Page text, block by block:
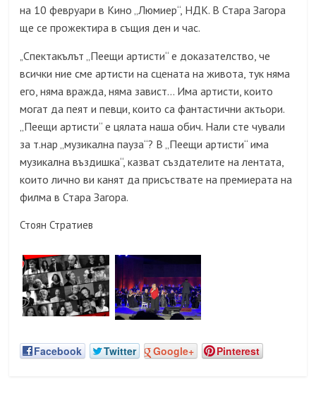
на 10 февруари в Кино „Люмиер“, НДК. В Стара Загора
ще се прожектира в същия ден и час.
„Спектакълът „Пеещи артисти“ е доказателство, че
всички ние сме артисти на сцената на живота, тук няма
его, няма вражда, няма завист… Има артисти, които
могат да пеят и певци, които са фантастични актьори.
„Пеещи артисти“ е цялата наша обич. Нали сте чували
за т.нар „музикална пауза“? В „Пеещи артисти“ има
музикална въздишка“, казват създателите на лентата,
които лично ви канят да присъствате на премиерата на
филма в Стара Загора.
Стоян Стратиев
Facebook Twitter Google+ Pinterest